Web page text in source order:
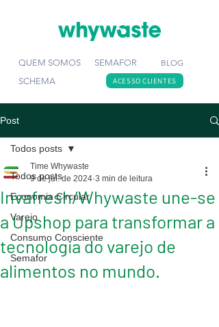
QUEM SOMOS SEMAFOR
BLOG
SCHEMA
ACESSO CLIENTES
Post
Todos posts
Economia Circular
Varejo
Consumo Consciente
Semafor
Todos posts
Invafresh/Whywaste une-se
a Upshop para transformar a
tecnologia do varejo de
alimentos no mundo.
Time Whywaste
9 de jul. de 2024 3 min de leitura